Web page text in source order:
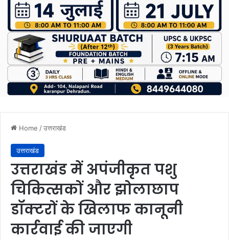
Home /उत्तराखंड
उत्तराखंड
उत्तराखंड में अपंजीकृत पशु
चिकित्सकों और झोलाछाप
डॉक्टरों के खिलाफ कानूनी
कार्रवाई की जाएगी